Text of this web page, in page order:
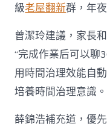
級老屋翻新群，年
曾潔玲建議，家長
“完成作業后可以聊
用時間治理效能自
培養時間治理意識。
薛錦浩補充道，優